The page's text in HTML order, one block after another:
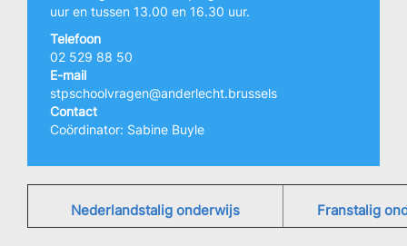
uur en tussen 13.00 en 16.30 uur.
Telefoon
02 529 88 50
E-mail
stpschoolvragen@anderlecht.brussels
Contact
Coördinator: Sabine Buyle
Nederlandstalig onderwijs Franstalig